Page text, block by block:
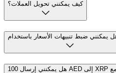
كيف يمكنني تحويل العملات؟